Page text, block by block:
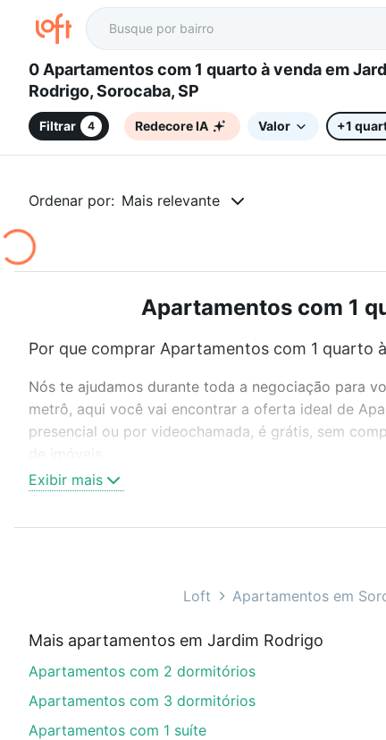
0 Apartamentos com 1 quarto à venda em Jardim
Rodrigo, Sorocaba, SP
Filtrar 4 Redecore IA Valor +1
Ordenar por: Mais relevante
Apartamentos com 1
Por que comprar Apartamentos com 1 quarto
Nós te ajudamos durante toda a negociação para
metrô, aqui você vai encontrar a oferta ideal de
presencial ou por videochamada, é grátis, sem
Como escolher um imóvel?
Use barra de busca no topo para pesquisar por
ou sem vaga de garagem para combinar
Apartamentos com 1 quarto à venda em Jardim
Aqui na Loft temos a oferta ideal para você, com
opções de financiamento imobiliário as parcelas
veja em nosso portal quanto custa comprar um
Exibir mais
Loft Apartamentos em
Mais apartamentos em Jardim Rodrigo
Apartamentos com 2 dormitórios
Apartamentos com 3 dormitórios
Apartamentos com 1 suíte